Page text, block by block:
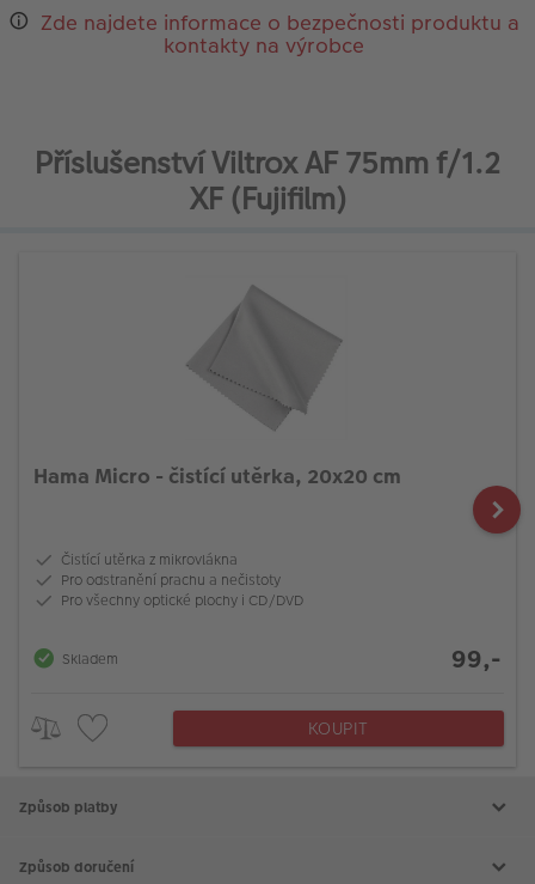
Zde najdete informace o bezpečnosti produktu a
kontakty na výrobce
Příslušenství Viltrox AF 75mm f/1.2
XF (Fujifilm)
Hama Micro - čistící utěrka, 20x20 cm
Čistící utěrka z mikrovlákna
Pro odstranění prachu a nečistoty
Pro všechny optické plochy i CD/DVD
Skladem 99,-
KOUPIT
Způsob platby
Způsob doručení